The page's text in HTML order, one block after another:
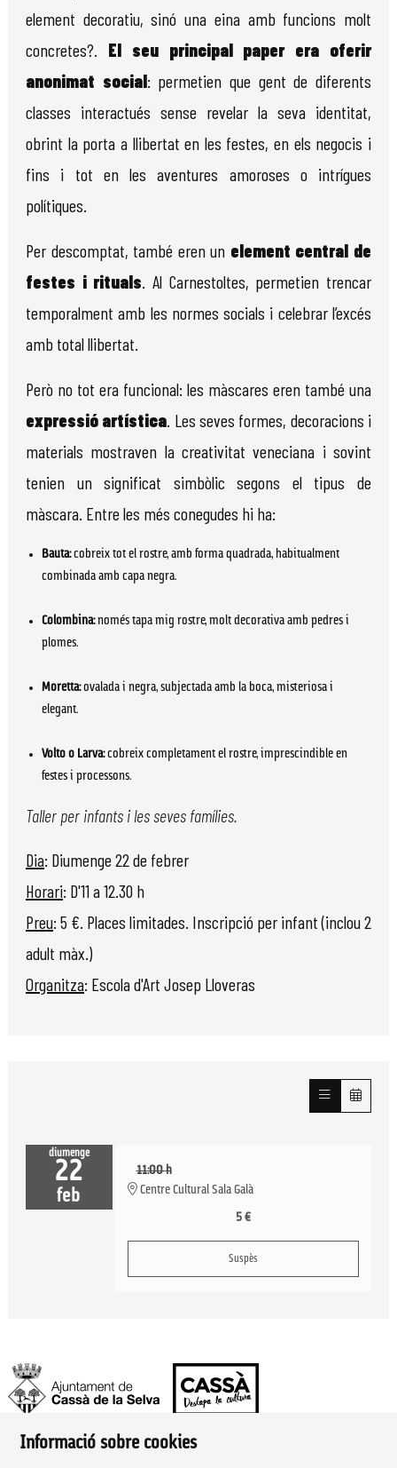
element decoratiu, sinó una eina amb funcions molt
concretes?. El seu principal paper era oferir
anonimat social: permetien que gent de diferents
classes interactués sense revelar la seva identitat,
obrint la porta a llibertat en les festes, en els negocis i
fins i tot en les aventures amoroses o intrígues
polítiques.
Per descomptat, també eren un element central de
festes i rituals. Al Carnestoltes, permetien trencar
temporalment amb les normes socials i celebrar l’excés
amb total llibertat.
expressió artística. Les seves formes, decoracions i
materials mostraven la creativitat veneciana i sovint
tenien un significat simbòlic segons el tipus de
màscara. Entre les més conegudes hi ha:
Bauta: cobreix tot el rostre, amb forma quadrada, habitualment
combinada amb capa negra.
Colombina: només tapa mig rostre, molt decorativa amb pedres i
plomes.
Moretta: ovalada i negra, subjectada amb la boca, misteriosa i
elegant.
Volto o Larva: cobreix completament el rostre, imprescindible en
festes i processons.
Taller per infants i les seves famílies.
Dia: Diumenge 22 de febrer
Horari: D'11 a 12.30 h
Preu: 5 €. Places limitades. Inscripció per infant (inclou 2
adult màx.)
Organitza: Escola d'Art Josep Lloveras
diumenge
22
feb
11:00 h
Centre Cultural Sala Galà
5 €
Suspès
Informació sobre cookies